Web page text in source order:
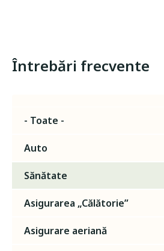
Întrebări frecvente
- Toate -
Auto
Sănătate
Asigurarea „Călătorie”
Asigurare aeriană